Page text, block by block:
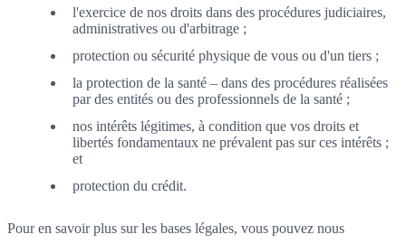
l'exercice de nos droits dans des procédures judiciaires,
administratives ou d'arbitrage ;
protection ou sécurité physique de vous ou d'un tiers ;
la protection de la santé – dans des procédures réalisées
par des entités ou des professionnels de la santé ;
nos intérêts légitimes, à condition que vos droits et
libertés fondamentaux ne prévalent pas sur ces intérêts ;
et
protection du crédit.
Pour en savoir plus sur les bases légales, vous pouvez nous